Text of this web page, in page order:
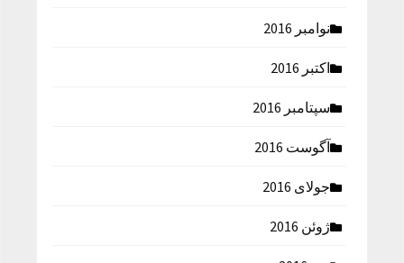
نوامبر 2016
اکتبر 2016
سپتامبر 2016
آگوست 2016
جولای 2016
ژوئن 2016